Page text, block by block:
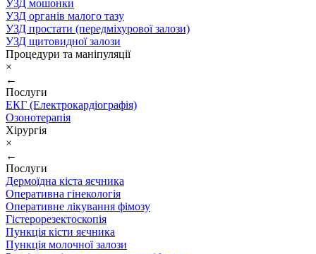
УЗД мошонки
УЗД органів малого тазу
УЗД простати (передміхурової залози)
УЗД щитовидної залози
Процедури та маніпуляції
×
←
Послуги
ЕКГ (Електрокардіографія)
Озонотерапія
Хірургія
×
←
Послуги
Дермоїдна кіста яєчника
Оперативна гінекологія
Оперативне лікування фімозу
Гістерорезектоскопія
Пункція кісти яєчника
Пункція молочної залози